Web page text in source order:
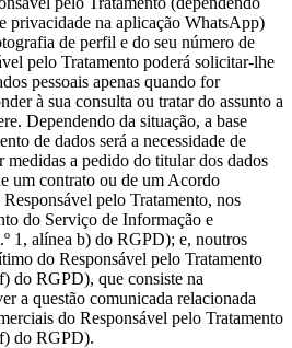
privacidade na aplicação WhatsApp)
de perfil e do seu número de
pelo Tratamento poderá solicitar-lhe
pessoais apenas quando for
à sua consulta ou tratar do assunto a
Dependendo da situação, a base
de dados será a necessidade de
medidas a pedido do titular dos dados
um contrato ou de um Acordo
pelo Tratamento, nos
do Serviço de Informação e
1, alínea b) do RGPD); e, noutros
do Responsável pelo Tratamento
do RGPD), que consiste na
a questão comunicada relacionada
do Responsável pelo Tratamento
do RGPD).